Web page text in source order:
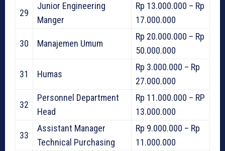
29
Junior Engineering
Manger
Rp 13.000.000 – Rp
17.000.000
30 Manajemen Umum
Rp 20.000.000 – Rp
50.000.000
31 Humas
Rp 3.000.000 – Rp
27.000.000
32
Personnel Department
Head
Rp 11.000.000 – RP
13.000.000
33
Assistant Manager
Technical Purchasing
Rp 9.000.000 – Rp
11.000.000